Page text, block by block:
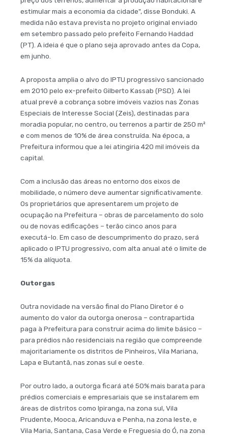
estimular mais a economia da cidade", disse Bonduki. A
medida não estava prevista no projeto original enviado
em setembro passado pelo prefeito Fernando Haddad
(PT). A ideia é que o plano seja aprovado antes da Copa,
em junho.
A proposta amplia o alvo do IPTU progressivo sancionado
em 2010 pelo ex-prefeito Gilberto Kassab (PSD). A lei
atual prevê a cobrança sobre imóveis vazios nas Zonas
Especiais de Interesse Social (Zeis), destinadas para
moradia popular, no centro, ou terrenos a partir de 250 m²
e com menos de 10% de área construída. Na época, a
Prefeitura informou que a lei atingiria 420 mil imóveis da
capital.
Com a inclusão das áreas no entorno dos eixos de
mobilidade, o número deve aumentar significativamente.
Os proprietários que apresentarem um projeto de
ocupação na Prefeitura – obras de parcelamento do solo
ou de novas edificações – terão cinco anos para
executá-lo. Em caso de descumprimento do prazo, será
aplicado o IPTU progressivo, com alta anual até o limite de
15% da alíquota.
Outorgas
Outra novidade na versão final do Plano Diretor é o
aumento do valor da outorga onerosa – contrapartida
paga à Prefeitura para construir acima do limite básico –
para prédios não residenciais na região que compreende
majoritariamente os distritos de Pinheiros, Vila Mariana,
Lapa e Butantã, nas zonas sul e oeste.
Por outro lado, a outorga ficará até 50% mais barata para
prédios comerciais e empresariais que se instalarem em
áreas de distritos como Ipiranga, na zona sul, Vila
Prudente, Mooca, Aricanduva e Penha, na zona leste, e
Vila Maria, Santana, Casa Verde e Freguesia do Ó, na zona